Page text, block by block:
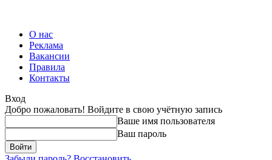
О нас
Реклама
Вакансии
Правила
Контакты
Вход
Добро пожаловать! Войдите в свою учётную запись
Ваше имя пользователя
Ваш пароль